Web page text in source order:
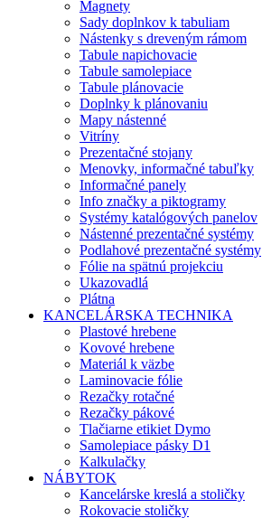
Magnety
Sady doplnkov k tabuliam
Nástenky s dreveným rámom
Tabule napichovacie
Tabule samolepiace
Tabule plánovacie
Doplnky k plánovaniu
Mapy nástenné
Vitríny
Prezentačné stojany
Menovky, informačné tabuľky
Informačné panely
Info značky a piktogramy
Systémy katalógových panelov
Nástenné prezentačné systémy
Podlahové prezentačné systémy
Fólie na spätnú projekciu
Ukazovadlá
Plátna
KANCELÁRSKA TECHNIKA
Plastové hrebene
Kovové hrebene
Materiál k väzbe
Laminovacie fólie
Rezačky rotačné
Rezačky pákové
Tlačiarne etikiet Dymo
Samolepiace pásky D1
Kalkulačky
NÁBYTOK
Kancelárske kreslá a stoličky
Rokovacie stoličky